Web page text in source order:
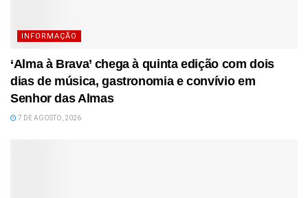
INFORMAÇÃO
‘Alma à Brava’ chega à quinta edição com dois
dias de música, gastronomia e convívio em
Senhor das Almas
7 DE AGOSTO, 2026